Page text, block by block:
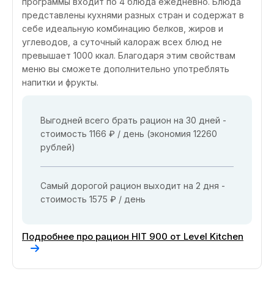
представлены кухнями разных стран и содержат в
себе идеальную комбинацию белков, жиров и
углеводов, а суточный калораж всех блюд не
превышает 1000 ккал. Благодаря этим свойствам
меню вы сможете дополнительно употреблять
напитки и фрукты.
Выгодней всего брать рацион на 30 дней -
стоимость 1166 ₽ / день (экономия 12260
рублей)
Самый дорогой рацион выходит на 2 дня -
стоимость 1575 ₽ / день
Подробнее про рацион HIT 900 от Level Kitchen